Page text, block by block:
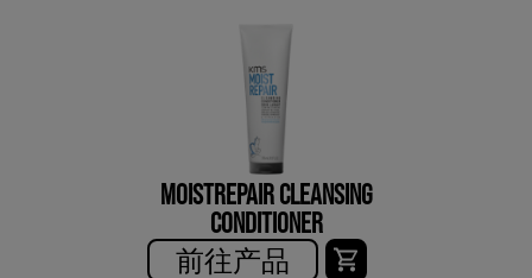
MOISTREPAIR CLEANSING
CONDITIONER
前往产品